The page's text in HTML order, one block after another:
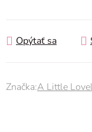
Opýtať sa
Značka:A Little